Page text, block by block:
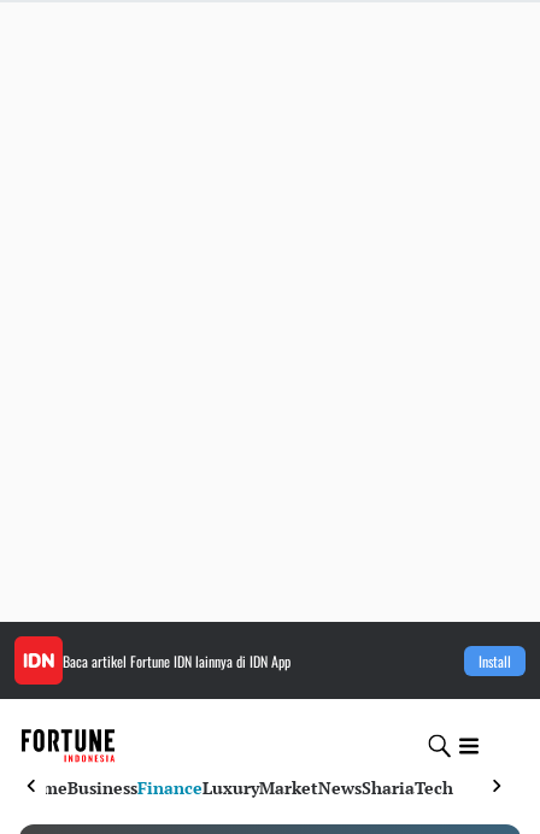
Baca artikel Fortune IDNlainnya di IDN App Install
HomeBusinessFinanceLuxuryMarketNewsShariaTech